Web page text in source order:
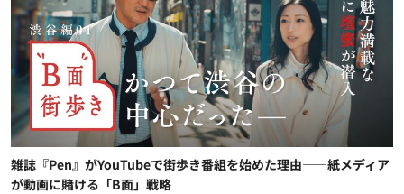
雑誌『Pen』がYouTubeで街歩き番組を始めた理由——紙メディア
が動画に賭ける「B面」戦略